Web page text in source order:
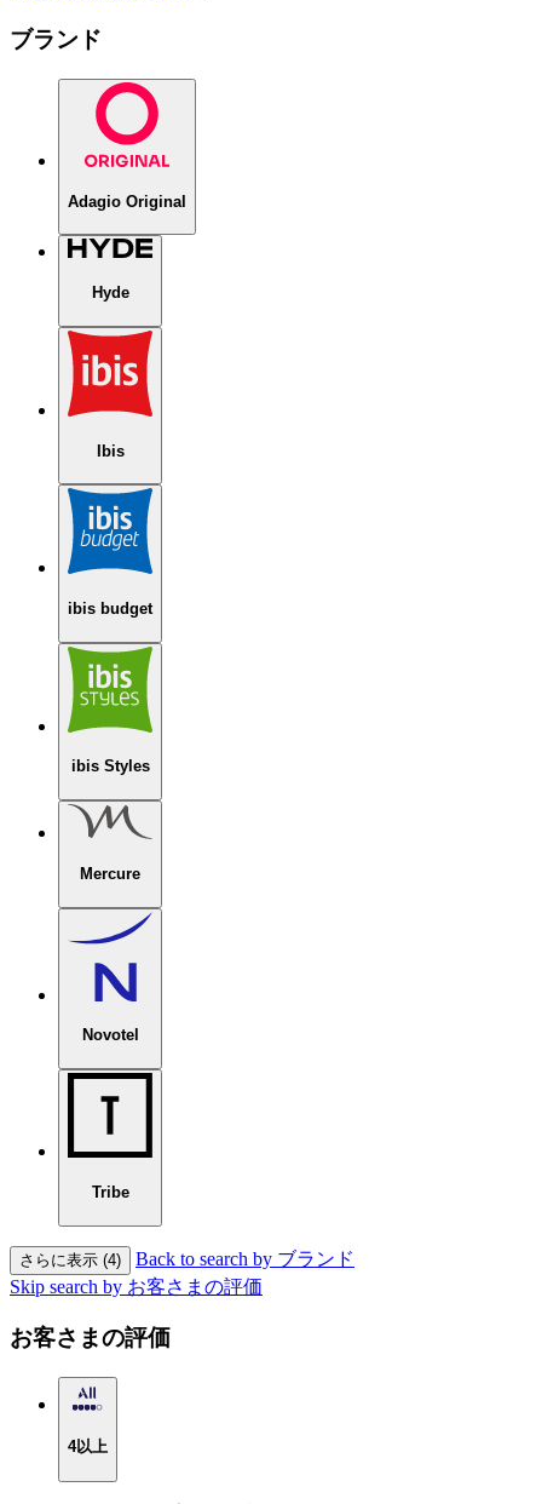
ブランド
Adagio Original
Hyde
Ibis
ibis budget
ibis Styles
Mercure
Novotel
Tribe
さらに表示 (4)
Back to search by ブランド
Skip search by お客さまの評価
お客さまの評価
4以上